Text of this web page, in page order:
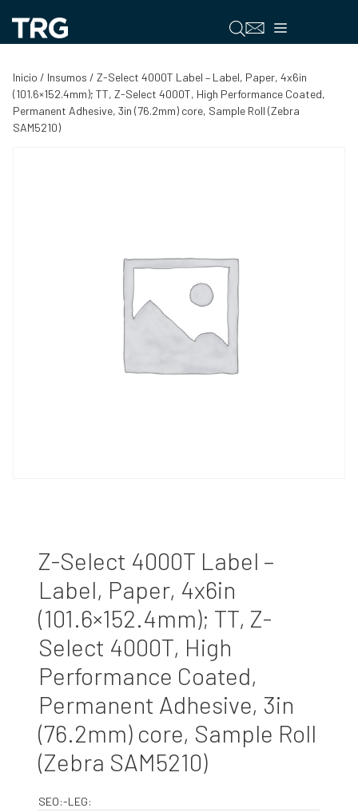
contenido
Menú
Inicio / Insumos / Z-Select 4000T Label – Label, Paper, 4x6in
(101.6×152.4mm); TT, Z-Select 4000T, High Performance Coated,
Permanent Adhesive, 3in (76.2mm) core, Sample Roll (Zebra
SAM5210)
Z-Select 4000T Label –
Label, Paper, 4x6in
(101.6×152.4mm); TT, Z-
Select 4000T, High
Performance Coated,
Permanent Adhesive, 3in
(76.2mm) core, Sample Roll
(Zebra SAM5210)
SEO:-LEG: